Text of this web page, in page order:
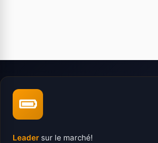
Leader sur le marché!